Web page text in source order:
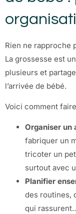
Rien ne rapproche
La grossesse est
plusieurs et
l’arrivée de bébé.
Voici comment
Organiser un
fabriquer un
tricoter un
surtout avec
Planifier
des routines,
qui